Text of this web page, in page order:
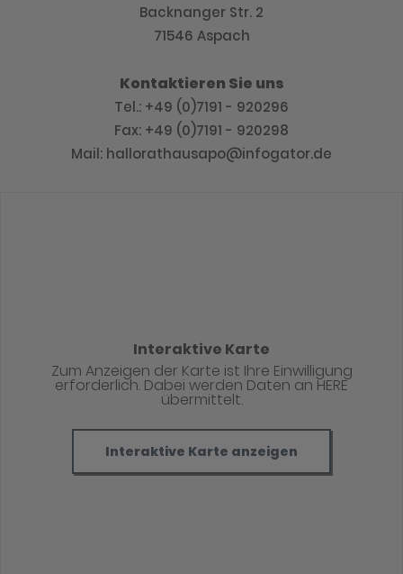
Backnanger Str. 2
71546 Aspach
Kontaktieren Sie uns
Tel.: +49 (0)7191 - 920296
Fax: +49 (0)7191 - 920298
Mail: hallorathausapo@infogator.de
Interaktive Karte
Zum Anzeigen der Karte ist Ihre Einwilligung
erforderlich. Dabei werden Daten an HERE
übermittelt.
Interaktive Karte anzeigen